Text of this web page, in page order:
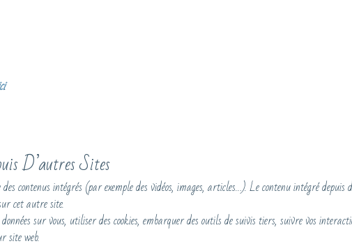
.
D’autres Sites
contenus intégrés (par exemple des vidéos, images, articles…). Le contenu intégré depuis
cet autre site.
sur vous, utiliser des cookies, embarquer des outils de suivis tiers, suivre vos
site web.